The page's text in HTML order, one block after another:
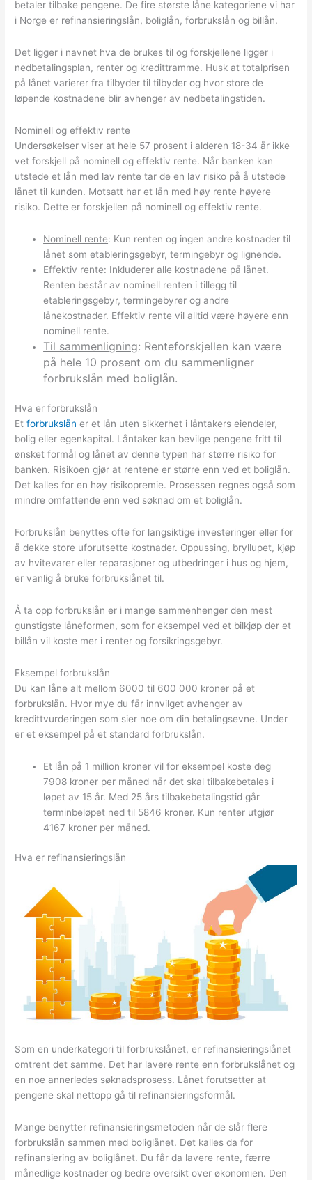
betaler tilbake pengene. De fire største låne kategoriene vi har
i Norge er refinansieringslån, boliglån, forbrukslån og billån.
Det ligger i navnet hva de brukes til og forskjellene ligger i
nedbetalingsplan, renter og kredittramme. Husk at totalprisen
på lånet varierer fra tilbyder til tilbyder og hvor store de
løpende kostnadene blir avhenger av nedbetalingstiden.
Nominell og effektiv rente
Undersøkelser viser at hele 57 prosent i alderen 18-34 år ikke
vet forskjell på nominell og effektiv rente. Når banken kan
utstede et lån med lav rente tar de en lav risiko på å utstede
lånet til kunden. Motsatt har et lån med høy rente høyere
risiko. Dette er forskjellen på nominell og effektiv rente.
Nominell rente: Kun renten og ingen andre kostnader til
lånet som etableringsgebyr, termingebyr og lignende.
Effektiv rente: Inkluderer alle kostnadene på lånet.
Renten består av nominell renten i tillegg til
etableringsgebyr, termingebyrer og andre
lånekostnader. Effektiv rente vil alltid være høyere enn
nominell rente.
Til sammenligning: Renteforskjellen kan være
på hele 10 prosent om du sammenligner
forbrukslån med boliglån.
Hva er forbrukslån
Etforbrukslån er et lån uten sikkerhet i låntakers eiendeler,
bolig eller egenkapital. Låntaker kan bevilge pengene fritt til
ønsket formål og lånet av denne typen har større risiko for
banken. Risikoen gjør at rentene er større enn ved et boliglån.
Det kalles for en høy risikopremie. Prosessen regnes også som
mindre omfattende enn ved søknad om et boliglån.
Forbrukslån benyttes ofte for langsiktige investeringer eller for
å dekke store uforutsette kostnader. Oppussing, bryllupet, kjøp
av hvitevarer eller reparasjoner og utbedringer i hus og hjem,
er vanlig å bruke forbrukslånet til.
Å ta opp forbrukslån er i mange sammenhenger den mest
gunstigste låneformen, som for eksempel ved et bilkjøp der et
billån vil koste mer i renter og forsikringsgebyr.
Eksempel forbrukslån
Du kan låne alt mellom 6000 til 600 000 kroner på et
forbrukslån. Hvor mye du får innvilget avhenger av
kredittvurderingen som sier noe om din betalingsevne. Under
er et eksempel på et standard forbrukslån.
Et lån på 1 million kroner vil for eksempel koste deg
7908 kroner per måned når det skal tilbakebetales i
løpet av 15 år. Med 25 års tilbakebetalingstid går
terminbeløpet ned til 5846 kroner. Kun renter utgjør
4167 kroner per måned.
Hva er refinansieringslån
Som en underkategori til forbrukslånet, er refinansieringslånet
omtrent det samme. Det har lavere rente enn forbrukslånet og
en noe annerledes søknadsprosess. Lånet forutsetter at
pengene skal nettopp gå til refinansieringsformål.
Mange benytter refinansieringsmetoden når de slår flere
forbrukslån sammen med boliglånet. Det kalles da for
refinansiering av boliglånet. Du får da lavere rente, færre
månedlige kostnader og bedre oversikt over økonomien. Den